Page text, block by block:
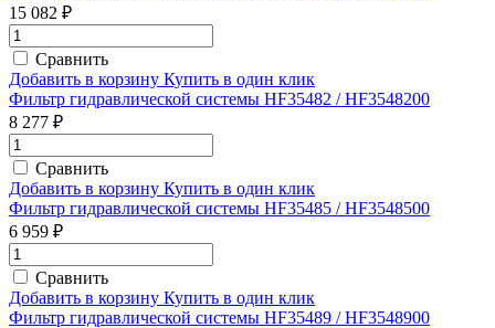
15 082 ₽
Сравнить
Добавить в корзину Купить в один клик
Фильтр гидравлической системы HF35482 / HF3548200
8 277 ₽
Сравнить
Добавить в корзину Купить в один клик
Фильтр гидравлической системы HF35485 / HF3548500
6 959 ₽
Сравнить
Добавить в корзину Купить в один клик
Фильтр гидравлической системы HF35489 / HF3548900